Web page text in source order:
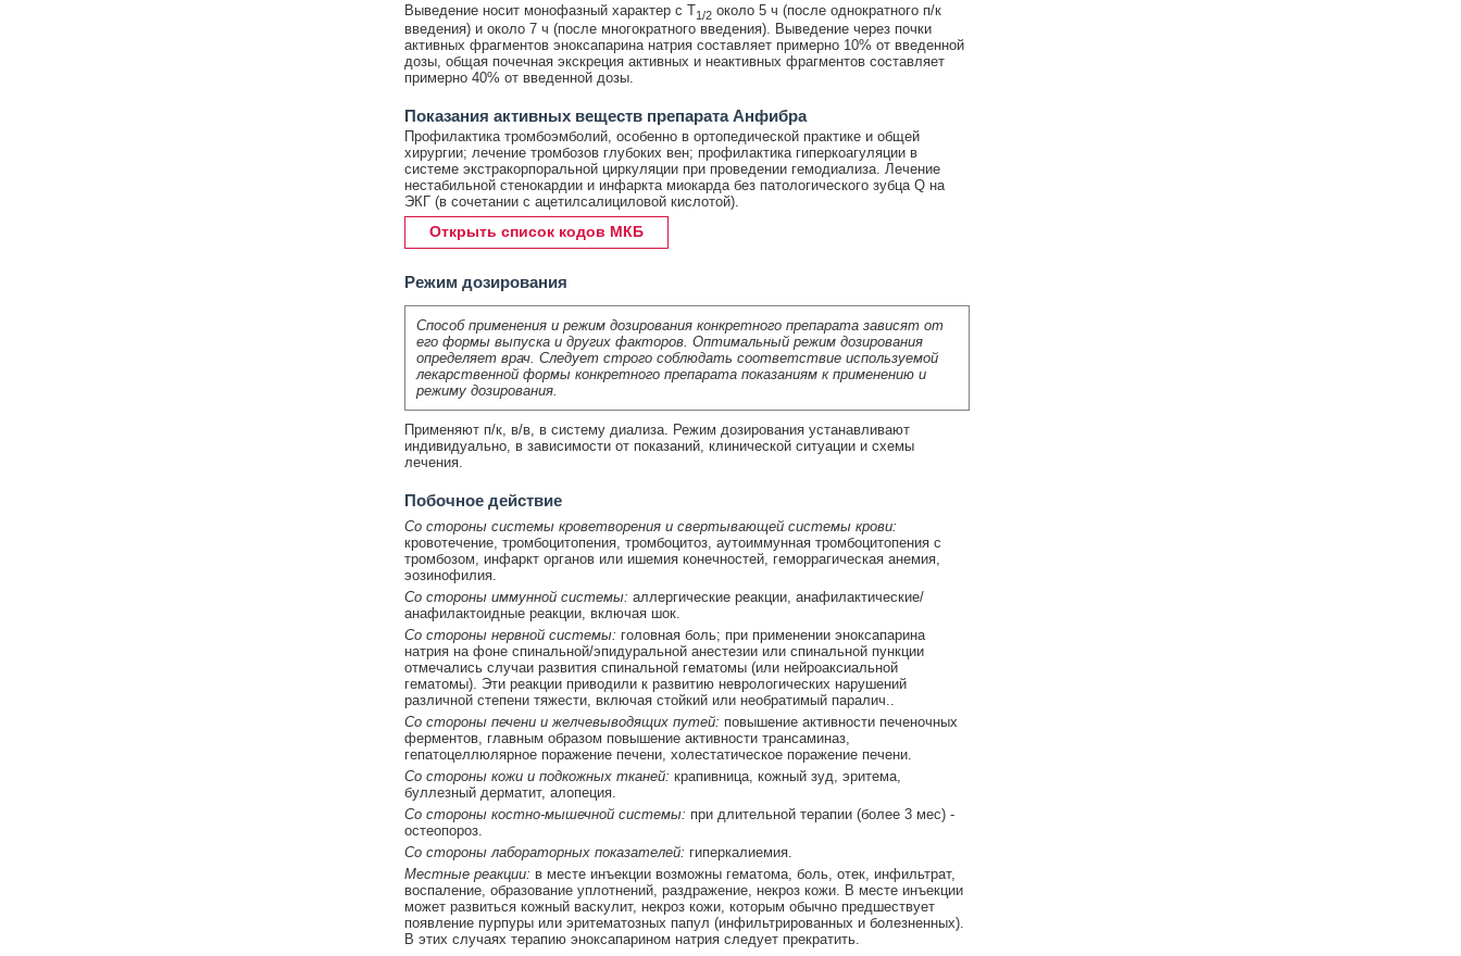
Выведение носит монофазный характер с T1/2около 5 ч (после однократного п/к
введения) и около 7 ч (после многократного введения). Выведение через почки
активных фрагментов эноксапарина натрия составляет примерно 10% от введенной
дозы, общая почечная экскреция активных и неактивных фрагментов составляет
примерно 40% от введенной дозы.
Показания активных веществ препарата Анфибра
Профилактика тромбоэмболий, особенно в ортопедической практике и общей
хирургии; лечение тромбозов глубоких вен; профилактика гиперкоагуляции в
системе экстракорпоральной циркуляции при проведении гемодиализа. Лечение
нестабильной стенокардии и инфаркта миокарда без патологического зубца Q на
ЭКГ (в сочетании с ацетилсалициловой кислотой).
Открыть список кодов МКБ
Режим дозирования
Способ применения и режим дозирования конкретного препарата зависят от
его формы выпуска и других факторов. Оптимальный режим дозирования
определяет врач. Следует строго соблюдать соответствие используемой
лекарственной формы конкретного препарата показаниям к применению и
режиму дозирования.
Применяют п/к, в/в, в систему диализа. Режим дозирования устанавливают
индивидуально, в зависимости от показаний, клинической ситуации и схемы
лечения.
Побочное действие
Со стороны системы кроветворения и свертывающей системы крови:
кровотечение, тромбоцитопения, тромбоцитоз, аутоиммунная тромбоцитопения с
тромбозом, инфаркт органов или ишемия конечностей, геморрагическая анемия,
эозинофилия.
Со стороны иммунной системы: аллергические реакции, анафилактические/
анафилактоидные реакции, включая шок.
Со стороны нервной системы: головная боль; при применении эноксапарина
натрия на фоне спинальной/эпидуральной анестезии или спинальной пункции
отмечались случаи развития спинальной гематомы (или нейроаксиальной
гематомы). Эти реакции приводили к развитию неврологических нарушений
различной степени тяжести, включая стойкий или необратимый паралич..
Со стороны печени и желчевыводящих путей: повышение активности печеночных
ферментов, главным образом повышение активности трансаминаз,
гепатоцеллюлярное поражение печени, холестатическое поражение печени.
Со стороны кожи и подкожных тканей: крапивница, кожный зуд, эритема,
буллезный дерматит, алопеция.
Со стороны костно-мышечной системы: при длительной терапии (более 3 мес) -
остеопороз.
Со стороны лабораторных показателей: гиперкалиемия.
Местные реакции: в месте инъекции возможны гематома, боль, отек, инфильтрат,
воспаление, образование уплотнений, раздражение, некроз кожи. В месте инъекции
может развиться кожный васкулит, некроз кожи, которым обычно предшествует
появление пурпуры или эритематозных папул (инфильтрированных и болезненных).
В этих случаях терапию эноксапарином натрия следует прекратить.